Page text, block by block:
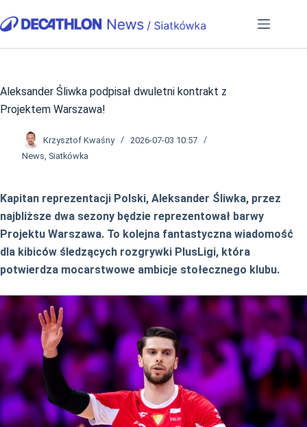
do
Aleksander Śliwka podpisał dwuletni kontrakt z
Projektem Warszawa!
Krzysztof Kwaśny
2026-07-03 10:57
News, Siatkówka
Kapitan reprezentacji Polski, Aleksander Śliwka, przez
najbliższe dwa sezony będzie reprezentował barwy
Projektu Warszawa. To kolejna fantastyczna wiadomość
dla kibiców śledzących rozgrywki PlusLigi, która
potwierdza mocarstwowe ambicje stołecznego klubu.